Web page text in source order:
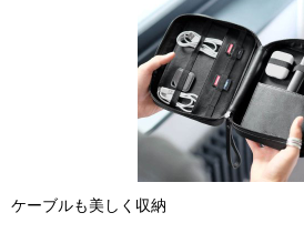
ケーブルも美しく収納